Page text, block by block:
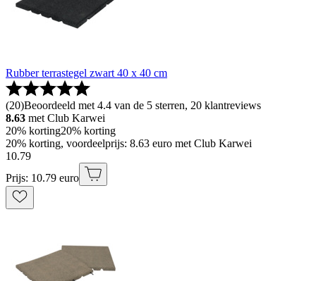
Rubber terrastegel zwart 40 x 40 cm
(20)Beoordeeld met 4.4 van de 5 sterren, 20 klantreviews
8.63 met Club Karwei
20% korting20% korting
20% korting, voordeelprijs: 8.63 euro met Club Karwei
10.79
Prijs: 10.79 euro